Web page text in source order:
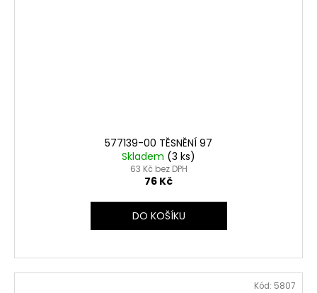
577139-00 TĚSNĚNÍ 97
Skladem (3 ks)
63 Kč bez DPH
76 Kč
DO KOŠÍKU
Kód: 5807